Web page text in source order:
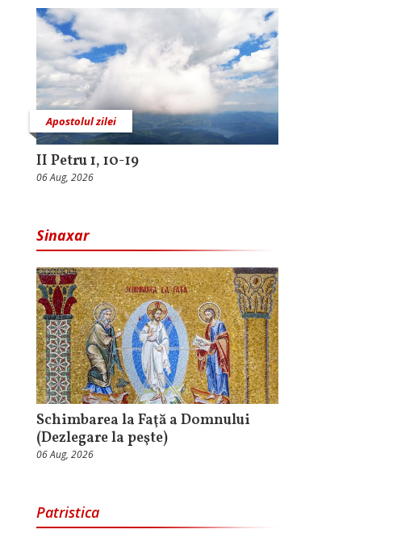
Apostolul zilei
II Petru 1, 10-19
06 Aug, 2026
Sinaxar
Schimbarea la Faţă a Domnului
(Dezlegare la peşte)
06 Aug, 2026
Patristica